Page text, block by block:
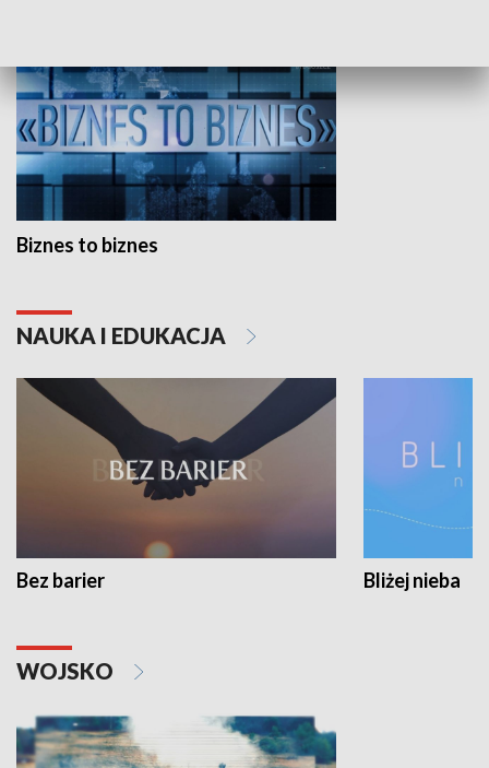
Biznes to biznes
NAUKA I EDUKACJA
Bez barier Bliżej nieba
WOJSKO